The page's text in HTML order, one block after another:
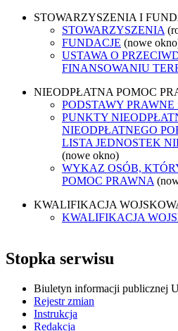
STOWARZYSZENIA I
STOWARZYSZENIA
FUNDACJE (nowe
USTAWA O
FINANSOWANIU
NIEODPŁATNA POMOC
PODSTAWY
PUNKTY
NIEODPŁATNEGO
LISTA JEDNOSTEK
(nowe okno)
WYKAZ OSÓB,
POMOC PRAWNA
KWALIFIKACJA
KWALIFIKACJA
Stopka serwisu
Biuletyn informacji publicznej
Rejestr zmian
Instrukcja
Redakcja